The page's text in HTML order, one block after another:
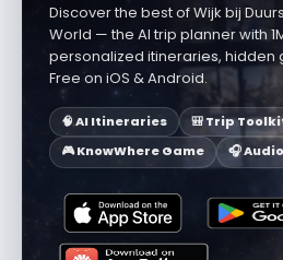
Discover the best of Wijk bij
World — the AI trip planner with
personalized itineraries, hidden
Free on iOS & Android.
🧠 AI Itineraries
🎒 Trip
🎮 KnowWhere Game
🎧